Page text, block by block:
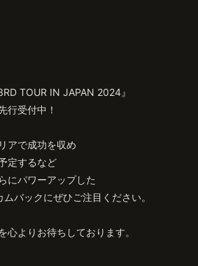
TOUR IN JAPAN 2024』
行受付中！
アで成功を収め
定するなど
にパワーアップした
バックにぜひご注目ください。
心よりお待ちしております。